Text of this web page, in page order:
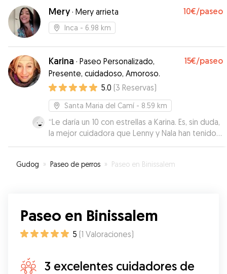
recomiendo y repetiremos si tenemos ocasión.
Mery· Mery arrieta 10€/paseo
Inca - 6.98 km
Karina · Paseo Personalizado,
Presente, cuidadoso, Amoroso.
15€/paseo
5.0 (3 Reservas)
Santa Maria del Camí - 8.59 km
“Le daría un 10 con estrellas a Karina. Es, sin duda,
la mejor cuidadora que Lenny y Nala han tenido.
Han vuelto muy tranquilos y con mucha más
todos los días, enviándonos videos muy bonitos
Gudog » Paseo de perros » Paseo en Binissalem
Paseo en Binissalem
5 (1 Valoraciones)
3 excelentes cuidadores de